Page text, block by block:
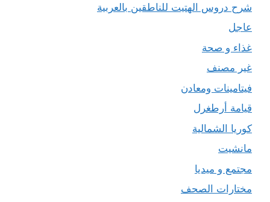
شرح دروس الهتيت للناطقين بالعربية
عاجل
غذاء و صحة
غير مصنف
فيتامينات ومعادن
قيامة أرطغرل
كوريا الشمالية
مانشيت
مجتمع و ميديا
مختارات الصحف